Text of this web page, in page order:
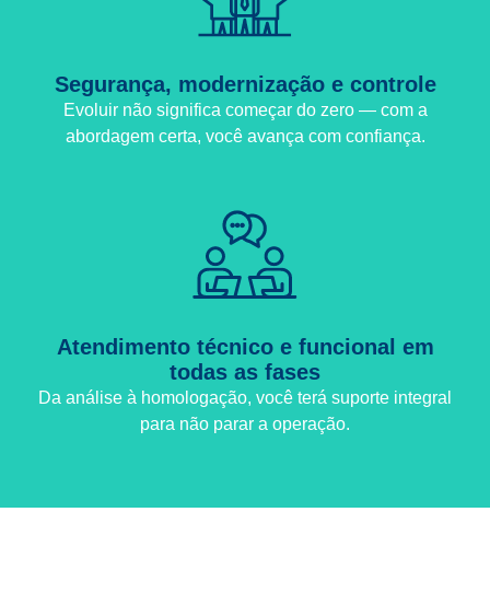
Segurança, modernização e controle
Evoluir não significa começar do zero — com a
abordagem certa, você avança com confiança.
Atendimento técnico e funcional em
todas as fases
Da análise à homologação, você terá suporte integral
para não parar a operação.